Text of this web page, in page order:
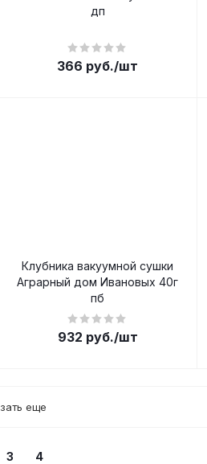
дп
366 руб./шт
Клубника вакуумной сушки
Аграрный дом Ивановых 40г
пб
932 руб./шт
еще
3 4